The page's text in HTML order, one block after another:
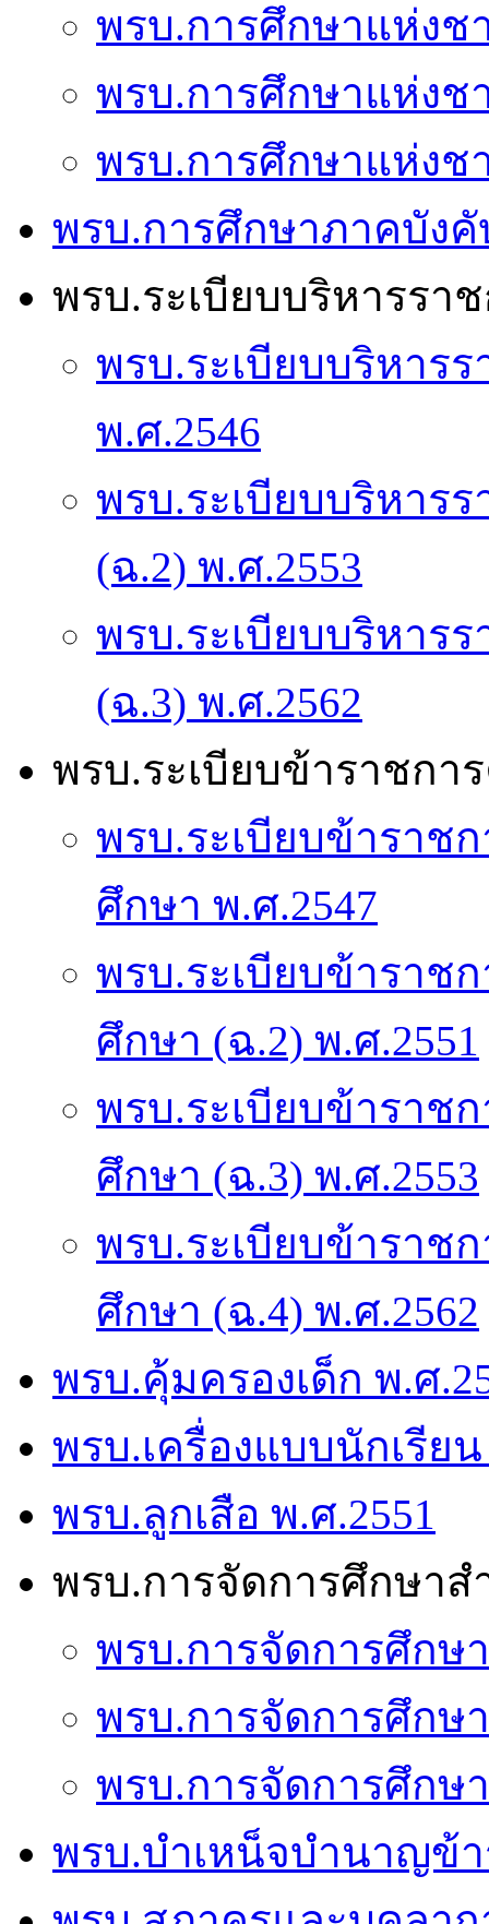
พรบ.การศึกษาแห่งช
พรบ.การศึกษาแห่งช
พรบ.การศึกษาแห่งช
พรบ.การศึกษาภาคบังคั
พรบ.ระเบียบบริหารรา
พรบ.ระเบียบบริหาร
พ.ศ.2546
พรบ.ระเบียบบริหาร
(ฉ.2) พ.ศ.2553
พรบ.ระเบียบบริหาร
(ฉ.3) พ.ศ.2562
พรบ.ระเบียบข้าราชกา
พรบ.ระเบียบข้าราช
ศึกษา พ.ศ.2547
พรบ.ระเบียบข้าราช
ศึกษา (ฉ.2) พ.ศ.2551
พรบ.ระเบียบข้าราช
ศึกษา (ฉ.3) พ.ศ.2553
พรบ.ระเบียบข้าราช
ศึกษา (ฉ.4) พ.ศ.2562
พรบ.คุ้มครองเด็ก พ.ศ
พรบ.เครื่องแบบนักเรีย
พรบ.ลูกเสือ พ.ศ.2551
พรบ.การจัดการศึกษา
พรบ.การจัดการศึกษ
พรบ.การจัดการศึกษ
พรบ.การจัดการศึกษ
พรบ.บำเหน็จบำนาญข้า